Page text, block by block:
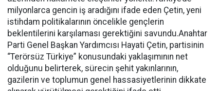
milyonlarca gencin iş aradığını ifade eden Çetin, yeni
istihdam politikalarının öncelikle gençlerin
beklentilerini karşılaması gerektiğini savundu.Anahtar
Parti Genel Başkan Yardımcısı Hayati Çetin, partisinin
“Terörsüz Türkiye” konusundaki yaklaşımının net
olduğunu belirterek, sürecin şehit yakınlarının,
gazilerin ve toplumun genel hassasiyetlerinin dikkate